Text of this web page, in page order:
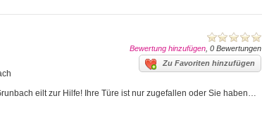
Bewertung hinzufügen , 0 Bewertungen
Zu Favoriten hinzufügen
eilt zur Hilfe! Ihre Türe ist nur zugefallen oder Sie haben…